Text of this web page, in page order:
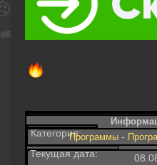
Категория:Программы-
Текущая дата: